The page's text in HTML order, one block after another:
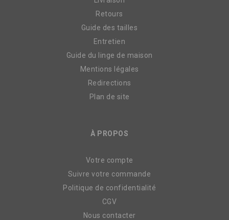
Retours
Guide des tailles
Entretien
Guide du linge de maison
Mentions légales
Redirections
Plan de site
À PROPOS
Votre compte
Suivre votre commande
Politique de confidentialité
CGV
Nous contacter